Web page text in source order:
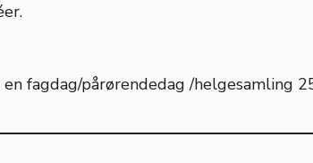
fagdag/pårørendedag /helgesamling